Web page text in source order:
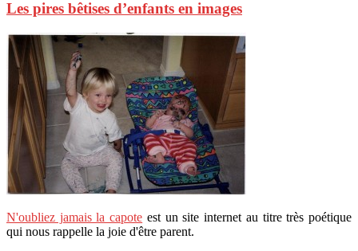
Les pires bêtises d’enfants en images
N'oubliez jamais la capote est un site internet au titre très poétique
qui nous rappelle la joie d'être parent.